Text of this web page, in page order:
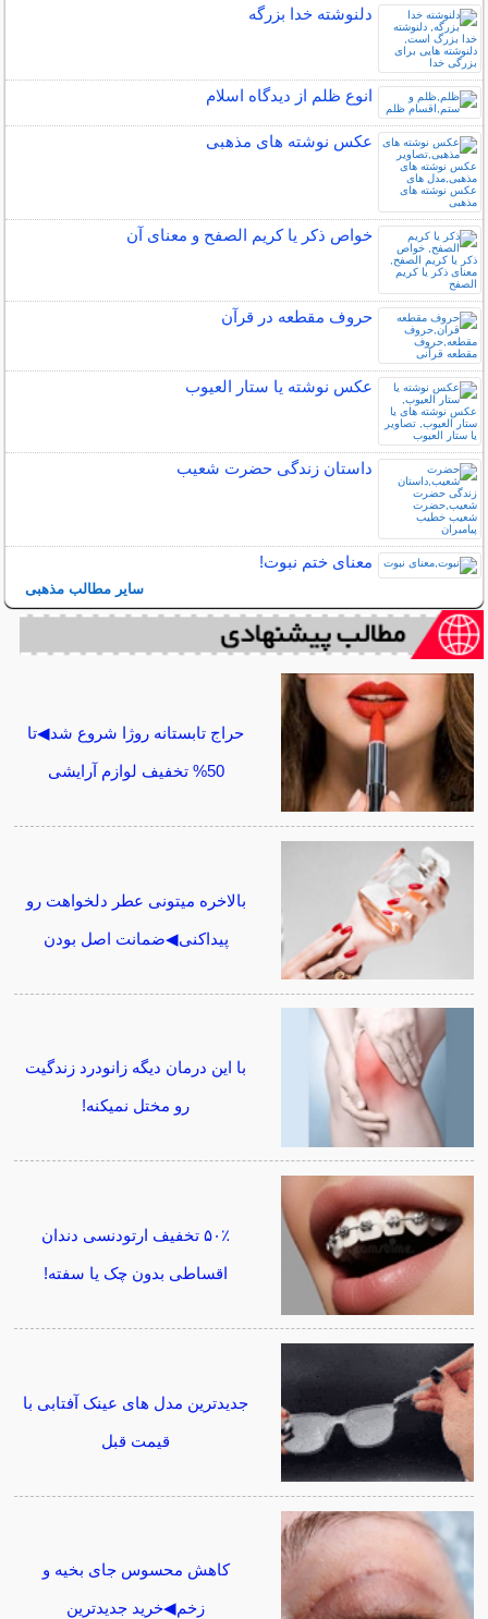
دلنوشته خدا بزرگه
انوع ظلم از دیدگاه اسلام
عکس نوشته های مذهبی
خواص ذکر یا کریم الصفح و معنای آن
حروف مقطعه در قرآن
عکس نوشته یا ستار العیوب
داستان زندگی حضرت شعیب
معنای ختم نبوت!
سایر مطالب مذهبی
حراج تابستانه روژا شروع شد◀تا
50% تخفیف لوازم آرایشی
بالاخره میتونی عطر دلخواهت رو
پیداکنی◀ضمانت اصل بودن
با این درمان دیگه زانودرد زندگیت
رو مختل نمیکنه!
۵۰٪ تخفیف ارتودنسی دندان
اقساطی بدون چک یا سفته!
جدیدترین مدل های عینک آفتابی با
قیمت قبل
کاهش محسوس جای بخیه و
زخم◀خرید جدیدترین